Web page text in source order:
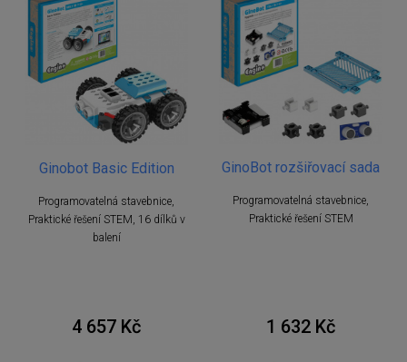
Ginobot Basic Edition
Programovatelná stavebnice,
Praktické řešení STEM, 16 dílků v
balení
4 657 Kč
GinoBot rozšiřovací sada
Programovatelná stavebnice,
Praktické řešení STEM
1 632 Kč